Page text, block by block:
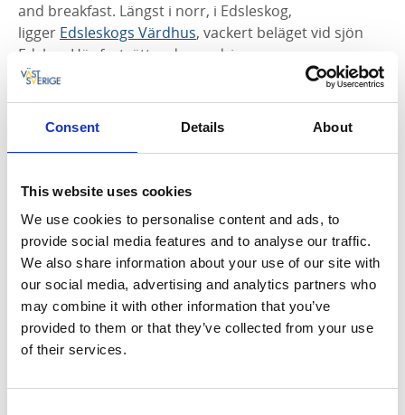
Consent Details About
This website uses cookies
We use cookies to personalise content and ads, to
provide social media features and to analyse our traffic.
We also share information about your use of our site with
our social media, advertising and analytics partners who
may combine it with other information that you’ve
provided to them or that they’ve collected from your use
of their services.
and breakfast. Längst i norr, i Edsleskog,
ligger Edsleskogs Värdhus, vackert beläget vid sjön
Edslan. Här fortsätter du vandringen genom
att ansluta till Storspåret som tar dig vidare till Åmål.
Fakta om leden
Längd:
kilometer och kan delas in i fyra dagsetapper. Första
etappen är från Mellerud till Upperud 9:9 på cirka 15
kilometer, andra etappen går från Upperud 9:9 till
Högelund på cirka 23 kilometer, tredje etappen är
från Högelund till Edsleskog på cirka 23 kilometer.
Sista etappen är på den anslutande leden Storspåret
som går från Edsleskog till Åmål på cirka 20,5
kilometer.
Ungefärlig tid: